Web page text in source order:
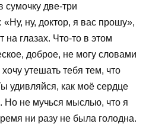
сумочку две-три
ну, доктор, я вас прошу»,
глазах. Что-то в этом
доброе, не могу словами
утешать тебя тем, что
удивляйся, как моё сердце
Но не мучься мыслью, что я
ни разу не была голодна.